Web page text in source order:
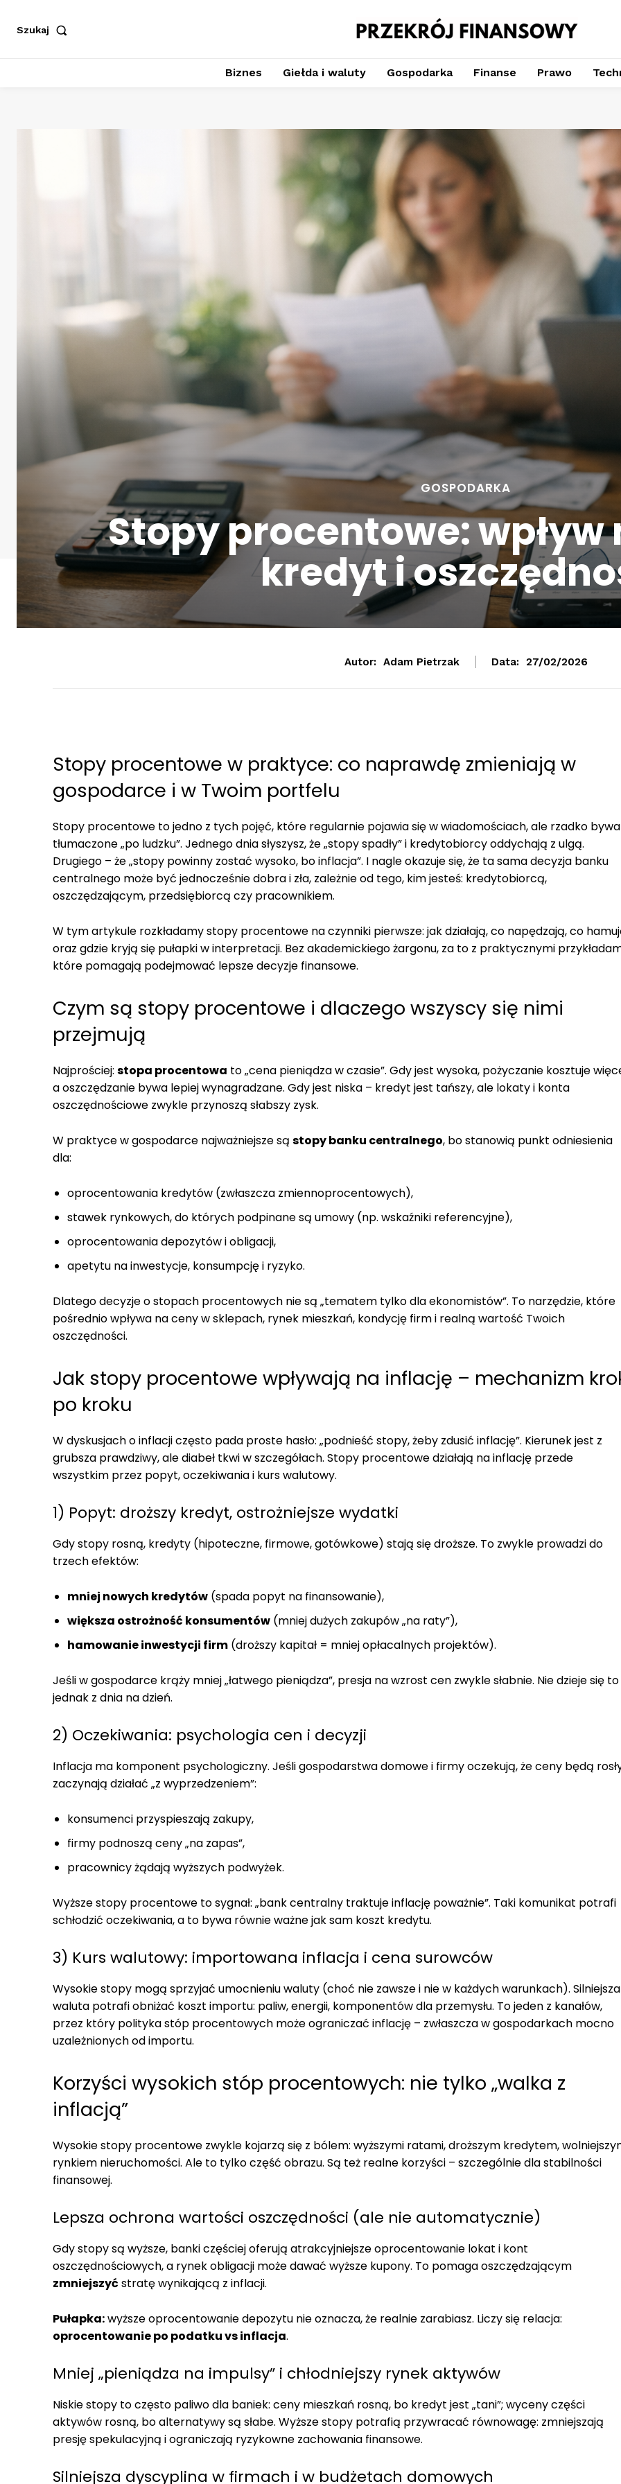
Szukaj
Biznes Giełda i waluty Gospodarka Finanse Prawo
GOSPODARKA
Stopy procentowe:
kredyt i
Autor: Adam Pietrzak Data: 27/02/2026
Stopy procentowe w praktyce: co naprawdę zmieniają w
gospodarce i w Twoim portfelu
Stopy procentowe to jedno z tych pojęć, które regularnie pojawia się w wiadomościach, ale rzadko bywa
tłumaczone „po ludzku”. Jednego dnia słyszysz, że „stopy spadły” i kredytobiorcy oddychają z ulgą.
Drugiego – że „stopy powinny zostać wysoko, bo inflacja”. I nagle okazuje się, że ta sama decyzja banku
centralnego może być jednocześnie dobra i zła, zależnie od tego, kim jesteś: kredytobiorcą,
oszczędzającym, przedsiębiorcą czy pracownikiem.
W tym artykule rozkładamy stopy procentowe na czynniki pierwsze: jak działają, co napędzają, co
oraz gdzie kryją się pułapki w interpretacji. Bez akademickiego żargonu, za to z praktycznymi
które pomagają podejmować lepsze decyzje finansowe.
Czym są stopy procentowe i dlaczego wszyscy się nimi
przejmują
Najprościej: stopa procentowa to „cena pieniądza w czasie”. Gdy jest wysoka, pożyczanie kosztuje
a oszczędzanie bywa lepiej wynagradzane. Gdy jest niska – kredyt jest tańszy, ale lokaty i konta
oszczędnościowe zwykle przynoszą słabszy zysk.
W praktyce w gospodarce najważniejsze są stopy banku centralnego, bo stanowią punkt odniesienia
dla:
oprocentowania kredytów (zwłaszcza zmiennoprocentowych),
stawek rynkowych, do których podpinane są umowy (np. wskaźniki referencyjne),
oprocentowania depozytów i obligacji,
apetytu na inwestycje, konsumpcję i ryzyko.
Dlatego decyzje o stopach procentowych nie są „tematem tylko dla ekonomistów”. To narzędzie, które
pośrednio wpływa na ceny w sklepach, rynek mieszkań, kondycję firm i realną wartość Twoich
oszczędności.
Jak stopy procentowe wpływają na inflację – mechanizm
po kroku
W dyskusjach o inflacji często pada proste hasło: „podnieść stopy, żeby zdusić inflację”. Kierunek jest z
grubsza prawdziwy, ale diabeł tkwi w szczegółach. Stopy procentowe działają na inflację przede
wszystkim przez popyt, oczekiwania i kurs walutowy.
1) Popyt: droższy kredyt, ostrożniejsze wydatki
Gdy stopy rosną, kredyty (hipoteczne, firmowe, gotówkowe) stają się droższe. To zwykle prowadzi do
trzech efektów:
mniej nowych kredytów (spada popyt na finansowanie),
większa ostrożność konsumentów (mniej dużych zakupów „na raty”),
hamowanie inwestycji firm (droższy kapitał = mniej opłacalnych projektów).
Jeśli w gospodarce krąży mniej „łatwego pieniądza”, presja na wzrost cen zwykle słabnie. Nie dzieje się to
jednak z dnia na dzień.
2) Oczekiwania: psychologia cen i decyzji
Inflacja ma komponent psychologiczny. Jeśli gospodarstwa domowe i firmy oczekują, że ceny będą
zaczynają działać „z wyprzedzeniem”:
konsumenci przyspieszają zakupy,
firmy podnoszą ceny „na zapas”,
pracownicy żądają wyższych podwyżek.
Wyższe stopy procentowe to sygnał: „bank centralny traktuje inflację poważnie”. Taki komunikat potrafi
schłodzić oczekiwania, a to bywa równie ważne jak sam koszt kredytu.
3) Kurs walutowy: importowana inflacja i cena surowców
Wysokie stopy mogą sprzyjać umocnieniu waluty (choć nie zawsze i nie w każdych warunkach). Silniejsza
waluta potrafi obniżać koszt importu: paliw, energii, komponentów dla przemysłu. To jeden z kanałów,
przez który polityka stóp procentowych może ograniczać inflację – zwłaszcza w gospodarkach mocno
uzależnionych od importu.
Korzyści wysokich stóp procentowych: nie tylko „walka z
inflacją”
Wysokie stopy procentowe zwykle kojarzą się z bólem: wyższymi ratami, droższym kredytem,
rynkiem nieruchomości. Ale to tylko część obrazu. Są też realne korzyści – szczególnie dla stabilności
finansowej.
Lepsza ochrona wartości oszczędności (ale nie automatycznie)
Gdy stopy są wyższe, banki częściej oferują atrakcyjniejsze oprocentowanie lokat i kont
oszczędnościowych, a rynek obligacji może dawać wyższe kupony. To pomaga oszczędzającym
zmniejszyć stratę wynikającą z inflacji.
Pułapka:wyższe oprocentowanie depozytu nie oznacza, że realnie zarabiasz. Liczy się relacja:
oprocentowanie po podatku vs inflacja.
Mniej „pieniądza na impulsy” i chłodniejszy rynek aktywów
Niskie stopy to często paliwo dla baniek: ceny mieszkań rosną, bo kredyt jest „tani”; wyceny części
aktywów rosną, bo alternatywy są słabe. Wyższe stopy potrafią przywracać równowagę: zmniejszają
presję spekulacyjną i ograniczają ryzykowne zachowania finansowe.
Silniejsza dyscyplina w firmach i w budżetach domowych